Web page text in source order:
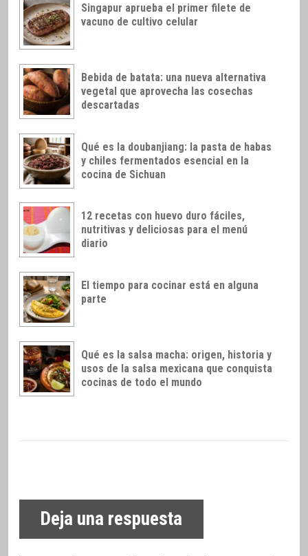
Singapur aprueba el primer filete de
vacuno de cultivo celular
Bebida de batata: una nueva alternativa
vegetal que aprovecha las cosechas
descartadas
Qué es la doubanjiang: la pasta de habas
y chiles fermentados esencial en la
cocina de Sichuan
12 recetas con huevo duro fáciles,
nutritivas y deliciosas para el menú
diario
El tiempo para cocinar está en alguna
parte
Qué es la salsa macha: origen, historia y
usos de la salsa mexicana que conquista
cocinas de todo el mundo
Deja una respuesta